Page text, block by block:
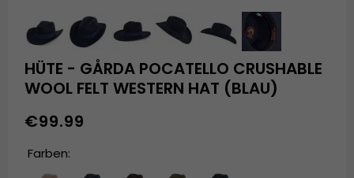
HÜTE - GÅRDA POCATELLO CRUSHABLE
WOOL FELT WESTERN HAT (BLAU)
€99.99
Farben: